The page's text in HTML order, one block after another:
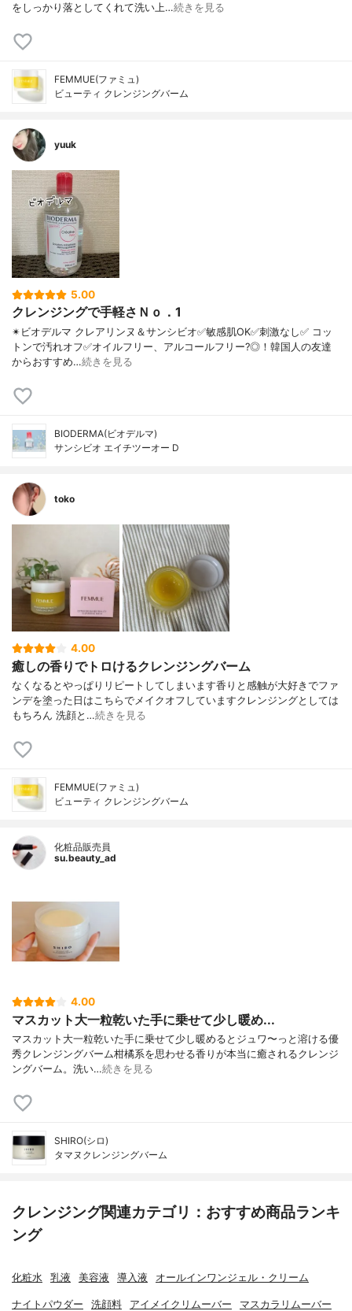
をしっかり落としてくれて洗い上…続きを見る
FEMMUE(ファミュ)
ビューティ クレンジングバーム
yuuk
5.00
クレンジングで手軽さＮｏ．1
✴ビオデルマ クレアリンヌ＆サンシビオ ✅敏感肌OK ✅刺激なし ✅ コッ
トンで汚れオフ ✅オイルフリー、アルコールフリー?◎！ 韓国人の友達
からおすすめ…続きを見る
BIODERMA(ビオデルマ)
サンシビオ エイチツーオー D
toko
4.00
癒しの香りでトロけるクレンジングバーム
なくなるとやっぱりリピートしてしまいます香りと感触が大好きでファ
ンデを塗った日はこちらでメイクオフしていますクレンジングとしては
もちろん 洗顔と…続きを見る
FEMMUE(ファミュ)
ビューティ クレンジングバーム
化粧品販売員
su.beauty_ad
4.00
マスカット大一粒乾いた手に乗せて少し暖め...
マスカット大一粒乾いた手に乗せて少し暖めるとジュワ〜っと溶ける優
秀クレンジングバーム柑橘系を思わせる香りが本当に癒されるクレンジ
ングバーム。洗い…続きを見る
SHIRO(シロ)
タマヌクレンジングバーム
クレンジング関連カテゴリ：おすすめ商品ランキ
ング
化粧水 乳液 美容液 導入液 オールインワンジェル・クリーム
ナイトパウダー 洗顔料 アイメイクリムーバー マスカラリムーバー